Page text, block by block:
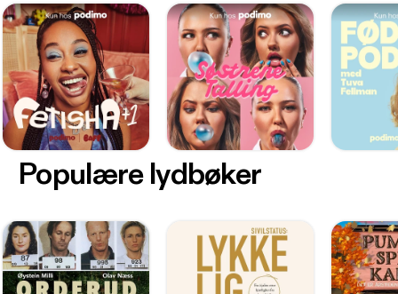
Populære lydbøker